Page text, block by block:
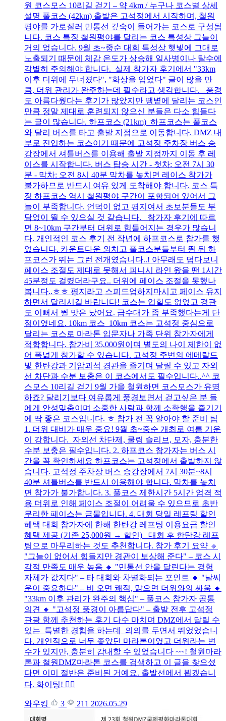
원 코스모스 10리길 걷기 – 약 4km / 누구나 코스별 상세
설명 풀코스 (42km) 출발은 고석정에서 시작하며, 철원
평야를 가로질러 민통선 깊숙이 들어가는 코스로 구성됩
니다. 코스 특징 철원평야를 달리는 코스 특성상 그늘이
거의 없습니다. 9월 초~중순 대회 특성상 햇빛에 그대로
노출되기 때문에 체감 온도가 상승해 일사병이나 탈수에
각별히 주의해야 합니다. 실제 참가자 후기에서 "33km
이후 더위에 무너졌다", "화상을 입었다" 글이 많을 만
큼, 더위 관리가 완주하는데 필수라고 생각합니다. 풍경
도 아름다웠다는 후기가 많았지만 땡볕에 달리는 코스인
만큼 정말 제대로 훈련되지 않으신 분들은 다소 힘들다
는 글이 많습니다. 하프코스 (21km) 하프코스는 풀코스
와 달리 버스를 타고 출발 지점으로 이동합니다. DMZ 내
부로 진입하는 코스이기 때문에 고석정 주차장 버스 승
강장에서 셔틀버스를 이용해 출발 지점까지 이동 후 레
이스를 시작합니다. 버스 탑승 시간 - 첫차: 오전 7시 30
분 - 막차: 오전 8시 40분 막차를 놓치면 레이스 참가가
불가하므로 반드시 여유 있게 도착해야 합니다. 코스 특
징 하프코스 역시 철원평야 구간이 포함되어 있어서 그
늘이 부족합니다. 언덕이 없고 평지여서 초보분들도 부
담없이 뛸 수 있으실 것 같습니다. 참가자 후기에 따르
면 8~10km 구간부터 더위로 힘들어지는 경우가 많습니
다. 개인적인 코스 후기 전 작년에 하프코스로 참가를 했
었습니다. 카운트다운 외치고 풀코스분들부터 뛴 뒤 하
프코스가 뛰는 그런 전개였습니다..! 아무래도 덥다보니
페이스 조절도 제대로 못해서 피니시 라인 왔을 땐 1시간
45분정도 걸렸더라구요.. 더위에 페이스 조절을 못했나
봅니다..ㅎㅎ 평지라고 스피드업하지마시고 페이스 유지
하면서 달리시길 바랍니다! 코스는 업힐도 없었고 경관
도 이뻐서 뛸 맛은 났어요. 급수대가 좀 부족했다는게 단
점이였네요. 10km 코스 10km 코스는 고석정 중심으로
달리는 코스로 마라톤 입문자나 가족 단위 참가자에게
적합합니다. 참가비 35,000원이며 별도의 나이 제한이 없
어 폭넓게 참가할 수 있습니다. 고석정 주변의 에메랄드
빛 한탄강과 기암괴석 경관을 즐기며 달릴 수 있고 자외
선 차단과 수분 보충은 이 코스에서도 필수입니다..^^ 코
스모스 10리길 걷기 9월 가을 철원하면 코스모스가 유명
하죠? 달리기보다 여유롭게 풍경보면서 걷고싶은 분 들
에게 안성맞춤이며 소중한 사람과 함께 소확행을 즐기기
에 딱 좋은 코스입니다. ㅎ 참가 전 꼭 알아야 할 준비 팁
1. 더위 대비가 매우 중요! 9월 초~중순 개최로 여름 기운
이 강합니다. 자외선 차단제, 쿨링 슬리브, 모자, 충분한
수분 보충은 필수입니다. 2. 하프코스 참가자는 버스 시
간을 꼭 확인하세요 하프코스는 고석정에서 출발하지 않
습니다. 고석정 주차장 버스 승강장에서 7시 30분~8시
40분 셔틀버스를 반드시 이용해야 합니다. 막차를 놓치
면 참가가 불가합니다. 3. 풀코스 제한시간 5시간 엄격 적
용 더위로 인해 페이스 조절이 어려울 수 있으므로 초반
무리한 페이스는 금물입니다. 4. 대회 당일 레프팅 할인
혜택 대회 참가자에 한해 한탄강 레프팅 이용요금 할인
혜택 제공 (기존 25,000원 → 할인) 대회 후 한탄강 레프
팅으로 마무리하는 것도 추천합니다. 참가 후기 요약 🔸
"그늘이 없어서 힘들지만 경관이 보상해 준다" – 코스 시
각적 만족도 매우 높음 🔸 "민통선 안을 달린다는 경험
자체가 값지다" – 타 대회와 차별화되는 포인트 🔸 "날씨
운이 중요하다" – 비 오면 쾌적, 맑으면 더위와의 싸움 🔸
"33km 이후 관리가 완주의 핵심" – 풀코스 참가자 공통
의견 🔸 "고석정 풍경이 아름답다" – 출발 전후 고석정
관광 함께 추천하는 후기 다수 마치며 DMZ에서 달릴 수
있는 특별한 경험을 하는데 의의를 두면서 뛰었었습니
다. 개인적으로 너무 좋았던 마라톤이였고 더위라는 변
수가 있지만, 충분히 감내할 수 있었습니다 ~~! 철원마라
톤과 철원DMZ마라톤 코스를 검색하고 이 글을 찾으셨
다면 이미 절반은 준비된 거예요. 출발선에서 뵙겠습니
다. 화이팅! 🏃‍♂️
와우킹 3 211 2026.05.29